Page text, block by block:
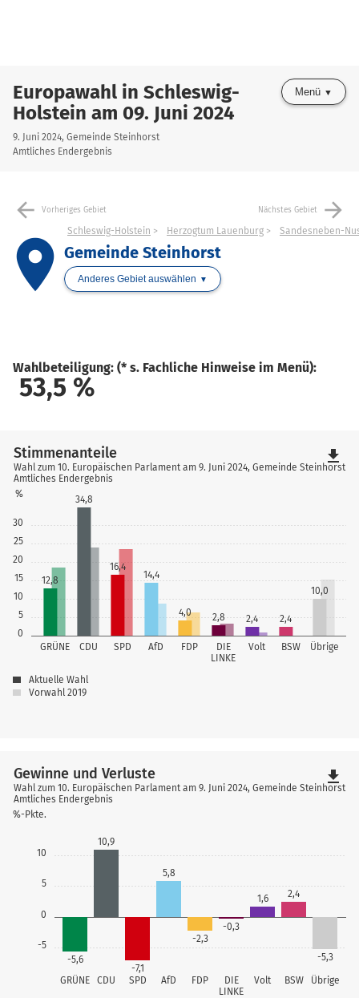
Europawahl in Schleswig-
Holstein am 09. Juni 2024
9. Juni 2024, Gemeinde Steinhorst
Amtliches Endergebnis
Menü
arrow_back Vorheriges Gebiet Nächstes Gebiet arrow_forward
place
Schleswig-Holstein Herzogtum Lauenburg Sandesneben-
Gemeinde Steinhorst
Anderes Gebiet auswählen
Wahlbeteiligung: (* s. Fachliche Hinweise im Menü):
53,5 %
0
5
10
15
20
25
30
%
GRÜNE CDU SPD AfD FDP
DIE
LINKE
Volt BSW Übrige
12,8
34,8
16,4
14,4
4,0 2,8 2,4 2,4
10,0
Stimmenanteile
Wahl zum 10. Europäischen Parlament am 9. Juni 2024, Gemeinde Steinhorst
Amtliches Endergebnis
Aktuelle Wahl
Vorwahl 2019
file_download
-5
0
5
10
%-Pkte.
GRÜNE CDU SPD AfD FDP
DIE
LINKE
Volt BSW Übrige
-5,6
10,9
-7,1
5,8
-2,3
-0,3
1,6 2,4
-5,3
Gewinne und Verluste
Wahl zum 10. Europäischen Parlament am 9. Juni 2024, Gemeinde Steinhorst
Amtliches Endergebnis
file_download